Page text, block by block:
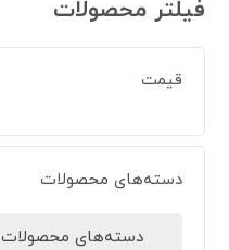
فیلتر محصولات
قیمت
دسته‌های محصولات
دسته‌های محصولات